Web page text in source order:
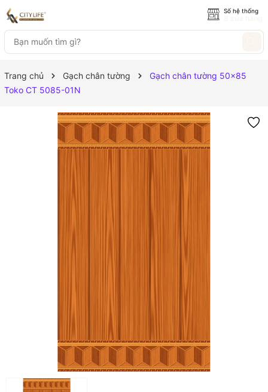
Số hệ thống
Trang chủ Gạch chân tường
Gạch chân tường 50x85
Toko CT 5085-01N